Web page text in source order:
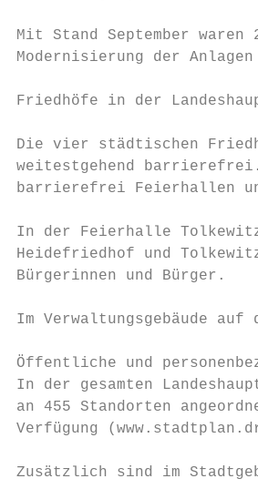
Mit Stand September
Modernisierung der
Friedhöfe in der
Die vier städtischen
weitestgehend
barrierefrei Feierhallen
In der Feierhalle
Heidefriedhof und
Bürgerinnen und Bürger.
Im Verwaltungsgebäude
Öffentliche und
In der gesamten
an 455 Standorten
Verfügung
Zusätzlich sind im